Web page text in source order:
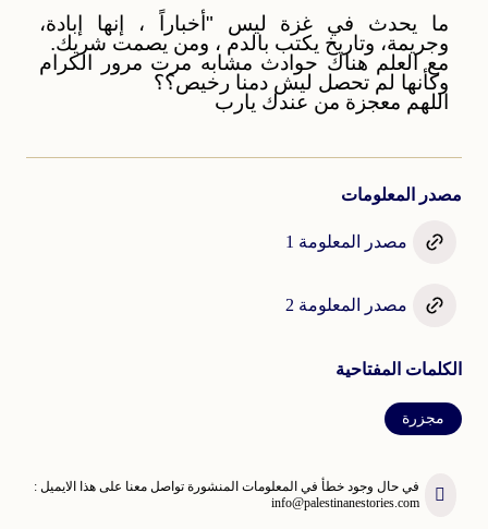
ما يحدث في غزة ليس "أخباراً ، إنها إبادة،
وجريمة، وتاريخ يكتب بالدم ، ومن يصمت شريك.
مع العلم هناك حوادث مشابه مرت مرور الكرام
وكأنها لم تحصل ليش دمنا رخيص؟؟
اللهم معجزة من عندك يارب
مصدر المعلومات
مصدر المعلومة 1
مصدر المعلومة 2
الكلمات المفتاحية
مجزرة
في حال وجود خطأ في المعلومات المنشورة تواصل معنا على هذا الايميل :
info@palestinanestories.com